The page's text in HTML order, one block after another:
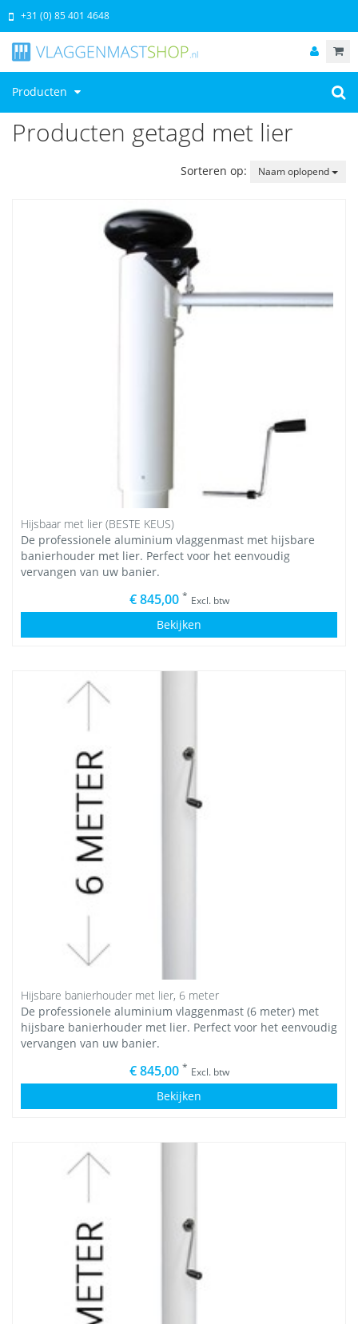
Producten
+31 (0) 85 401 4648
Producten getagd met lier
Sorteren op: Naam oplopend
Hijsbaar met lier (BESTE KEUS)
De professionele aluminium vlaggenmast met hijsbare
banierhouder met lier. Perfect voor het eenvoudig
vervangen van uw banier.
€ 845,00 * Excl. btw
Bekijken
Hijsbare banierhouder met lier, 6 meter
De professionele aluminium vlaggenmast (6 meter) met
hijsbare banierhouder met lier. Perfect voor het eenvoudig
vervangen van uw banier.
€ 845,00 * Excl. btw
Bekijken